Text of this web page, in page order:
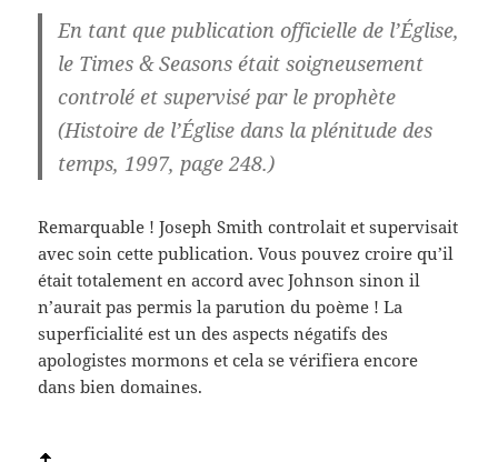
En tant que publication officielle de l’Église,
le Times & Seasons était soigneusement
controlé et supervisé par le prophète
(Histoire de l’Église dans la plénitude des
temps, 1997, page 248.)
Remarquable ! Joseph Smith controlait et supervisait
avec soin cette publication. Vous pouvez croire qu’il
était totalement en accord avec Johnson sinon il
n’aurait pas permis la parution du poème ! La
superficialité est un des aspects négatifs des
apologistes mormons et cela se vérifiera encore
dans bien domaines.